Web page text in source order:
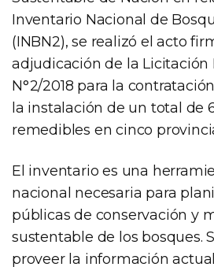
Inventario Nacional de
(INBN2), se realizó el acto
adjudicación de la Licitación
N°2/2018 para la
la instalación de un total de
remedibles en cinco
El inventario es una
nacional necesaria para
públicas de conservación y
sustentable de los bosques.
proveer la información